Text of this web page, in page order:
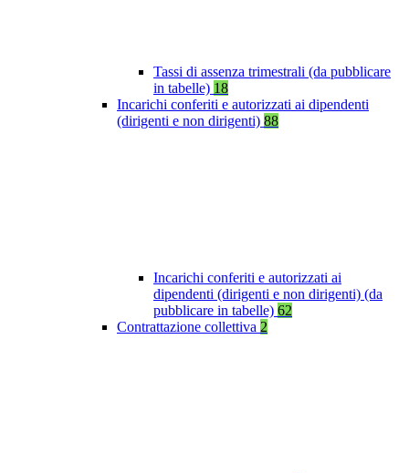
Tassi di assenza trimestrali (da pubblicare
in tabelle) 18
Incarichi conferiti e autorizzati ai dipendenti
(dirigenti e non dirigenti) 88
Incarichi conferiti e autorizzati ai
dipendenti (dirigenti e non dirigenti) (da
pubblicare in tabelle) 62
Contrattazione collettiva 2